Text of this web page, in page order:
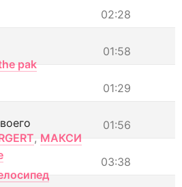
02:28
01:58
pak
01:29
01:56
, МАКСИ
03:38